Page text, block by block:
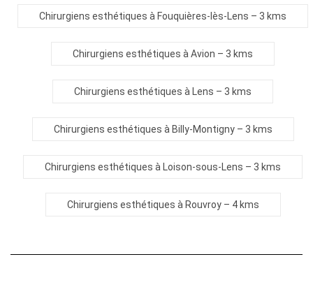
Chirurgiens esthétiques à Fouquières-lès-Lens – 3 kms
Chirurgiens esthétiques à Avion – 3 kms
Chirurgiens esthétiques à Lens – 3 kms
Chirurgiens esthétiques à Billy-Montigny– 3 kms
Chirurgiens esthétiques à Loison-sous-Lens – 3 kms
Chirurgiens esthétiques à Rouvroy– 4 kms